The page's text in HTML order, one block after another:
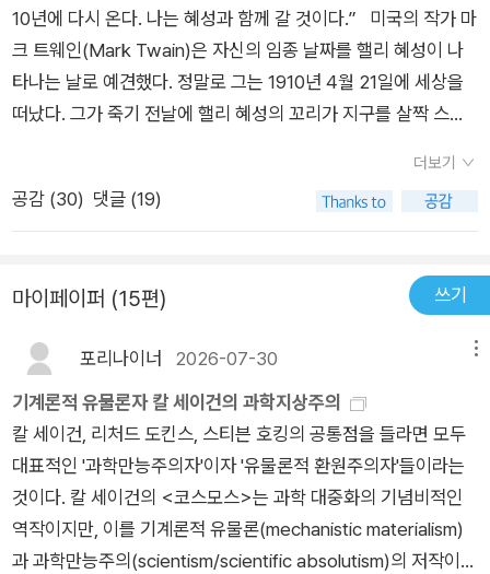
학적 구조 전반을 자세히 설명한다. 8장 「독가스와 유기 물질」은
코마와 꼬리의 스펙트럼을 분석한 결과 밝혀진 혜성의 구성 성분
에 대해 논한다. 혜성 꼬리에서 발견된 시안화물 때문에 20세기
초 황당한 종말론이 지구 전체를 공포에 떨게 했다던 에피소드가
이온 꼬리와 먼지 꼬리―의 특성과 그것이 갖는 과학적 의미―태
양풍의 존재와 활동―를 설명해 준다. 10장 「혜성 모음집」에는
여러 시대와 지역의 천문학자들이 묘사한 혜성 그림, 고대의 기록
에서 생명의 탄생까지 우주의 미스터리를 풀어 줄 타임캡슐의 귀
수많은 세계에 생명의 씨앗을 전해 준 우주의 요정이다. ― 본문
에서 2부 「혜성의 기원과 운명」은 혜성의 생성과 소멸을 각각 태
양계의 진화와 대멸종과 관련지어 설명한다. 먼저 11장 「무수한
세계의 한가운데서」는 태양계 변방을 둘러싼 거대한 혜성 창고인
오르트 구름이 어떻게 나온 아이디어인지 소개하고, 12장 「천지
창조의 기념물들」은 태양계 성운의 응축에서 태양계가 만들어졌
다는 칸트-라플라스 가설을 토대로 혜성의 탄생과 오르트 구름의
10년에 다시 온다. 나는 혜성과 함께 갈 것이다.” 미국의 작가 마
크 트웨인(Mark Twain)은 자신의 임종 날짜를 핼리 혜성이 나
타나는 날로 예견했다. 정말로 그는 1910년 4월 21일에 세상을
떠났다. 그가 죽기 전날에 핼리 혜성의 꼬리가 지구를 살짝 스쳐
감했다. 그는 혜성의 등장이 두렵지 않았는가 보다. 혜성이 나타
나기 전부터 미국을 포함한 전 세계에 무시무시한 소문이 퍼졌다.
든 생명체가 혜성 꼬리를 감싼 독가스에 질식사할 것이라는 소문
이었다. 어떤 이들은 공포에 질린 나머지 자살했다. 온 세계가 핼
혜성은 76년마다 주기적으로 나타나는 혜성이다. 영국의 천문학
자 에드먼드 헬리(Edmund Halley)는 1531년과 1607년, 1682
년에 나타난 혜성이 모든 같은 것이란 사실을 밝혀내고, 1758년
12월 25일 다시 찾아올 것이란 사실을 정확하게 예측했다. 이 혜
성에 천문학자의 이름이 붙게 됐으며, 가장 최근에 혜성이 지구에
근접한 날은 1986년 2월 9일이다. 그러나 76년마다 찾아오는
우주의 손님을 기쁘게 맞이할 수가 없었다. 핼리 혜성이 나타나기
더보기
공감 (30) 댓글 (19)
마이페이퍼 (15편) 쓰기
포리나이너 2026-07-30
기계론적 유물론자 칼 세이건의 과학지상주의
칼 세이건, 리처드 도킨스, 스티븐 호킹의 공통점을 들라면 모두
대표적인 '과학만능주의자'이자 '유물론적 환원주의자'들이라는
것이다. 칼 세이건의 <코스모스>는 과학 대중화의 기념비적인
역작이지만, 이를 기계론적 유물론(mechanistic materialism)
과 과학만능주의(scientism/scientific absolutism)의 저작이라